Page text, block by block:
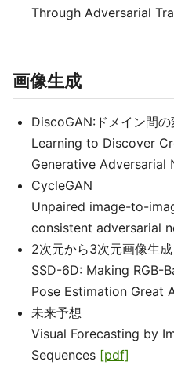
Through Adversarial
画像生成
DiscoGAN:ドメイン間の
Learning to Discover
Generative Adversarial
CycleGAN
Unpaired image-to-
consistent adversarial
2次元から3次元画像生成
SSD-6D: Making RGB-
Pose Estimation Great
未来予想
Visual Forecasting by
Sequences [pdf]